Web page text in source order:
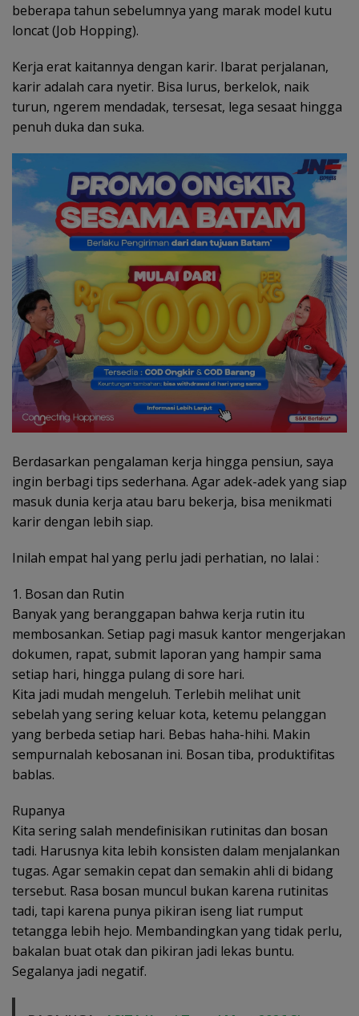
beberapa tahun sebelumnya yang marak model kutu
loncat (Job Hopping).
Kerja erat kaitannya dengan karir. Ibarat perjalanan,
karir adalah cara nyetir. Bisa lurus, berkelok, naik
turun, ngerem mendadak, tersesat, lega sesaat hingga
penuh duka dan suka.
Berdasarkan pengalaman kerja hingga pensiun, saya
ingin berbagi tips sederhana. Agar adek-adek yang siap
masuk dunia kerja atau baru bekerja, bisa menikmati
karir dengan lebih siap.
Inilah empat hal yang perlu jadi perhatian, no lalai :
1. Bosan dan Rutin
Banyak yang beranggapan bahwa kerja rutin itu
membosankan. Setiap pagi masuk kantor mengerjakan
dokumen, rapat, submit laporan yang hampir sama
setiap hari, hingga pulang di sore hari.
Kita jadi mudah mengeluh. Terlebih melihat unit
sebelah yang sering keluar kota, ketemu pelanggan
yang berbeda setiap hari. Bebas haha-hihi. Makin
sempurnalah kebosanan ini. Bosan tiba, produktifitas
bablas.
Rupanya
Kita sering salah mendefinisikan rutinitas dan bosan
tadi. Harusnya kita lebih konsisten dalam menjalankan
tugas. Agar semakin cepat dan semakin ahli di bidang
tersebut. Rasa bosan muncul bukan karena rutinitas
tadi, tapi karena punya pikiran iseng liat rumput
tetangga lebih hejo. Membandingkan yang tidak perlu,
bakalan buat otak dan pikiran jadi lekas buntu.
Segalanya jadi negatif.